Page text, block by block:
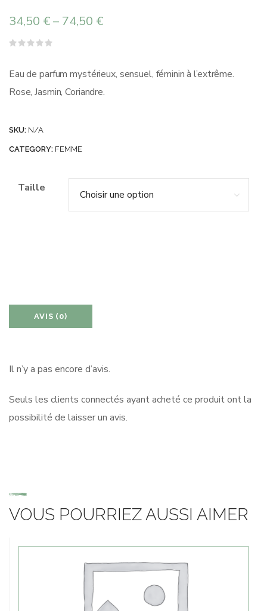
34,50 €– 74,50 €
5
Eau de parfum mystérieux, sensuel, féminin à l’extrême.
Rose, Jasmin, Coriandre.
SKU: N/A
CATEGORY: FEMME
Taille
AVIS (0)
Il n’y a pas encore d’avis.
Seuls les clients connectés ayant acheté ce produit ont la
possibilité de laisser un avis.
VOUS POURRIEZ AUSSI AIMER